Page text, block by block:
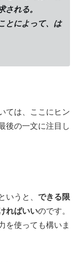
される。
とによって、は
ては、
ここにヒン
後の一文に注目し
いうと、 できる限
ればいいのです。
を使っても構いま